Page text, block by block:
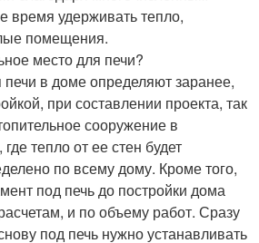
время удерживать тепло,
помещения.
место для печи?
в доме определяют заранее,
при составлении проекта, так
сооружение в
тепло от ее стен будет
по всему дому. Кроме того,
под печь до постройки дома
и по объему работ. Сразу
под печь нужно устанавливать